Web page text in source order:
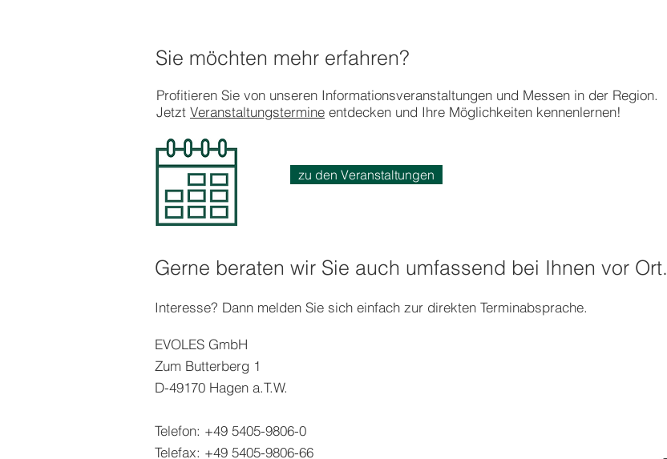
Sie möchten mehr erfahren?
Profitieren Sie von unseren Informationsveranstaltungen und Messen in der Region.
Jetzt Veranstaltungstermine entdecken und Ihre Möglichkeiten kennenlernen!
zu den Veranstaltungen
Gerne beraten wir Sie auch umfassend bei Ihnen vor Ort.
Interesse? Dann melden Sie sich einfach zur direkten Terminabsprache.
EVOLES GmbH
Zum Butterberg 1
D-49170 Hagen a.T.W.
Telefon: +49 5405-9806-0
Telefax: +49 5405-9806-66